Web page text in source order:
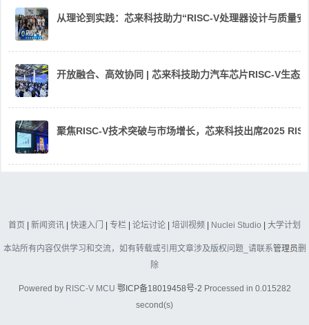
从理论到实践：芯来科技助力“RISC-V处理器设计与质量
开放融合、高效协同 | 芯来科技助力汽车芯片RISC-V生态
聚焦RISC-V技术突破与市场增长，芯来科技出席2025
首页 新闻资讯 快速入门 专栏 论坛讨论 培训视频 Nuclei Studio 大学计划
本站所有内容仅供学习和交流，如有转载或引用文章涉及版权问题_请联系管理员删
除
Powered by RISC-V MCU 鄂ICP备18019458号-2 Processed in 0.015282
second(s)